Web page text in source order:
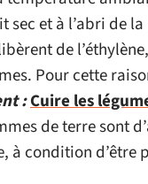
sec et à l’abri de
de
Pour cette
:Cuire les
de terre sont
à condition